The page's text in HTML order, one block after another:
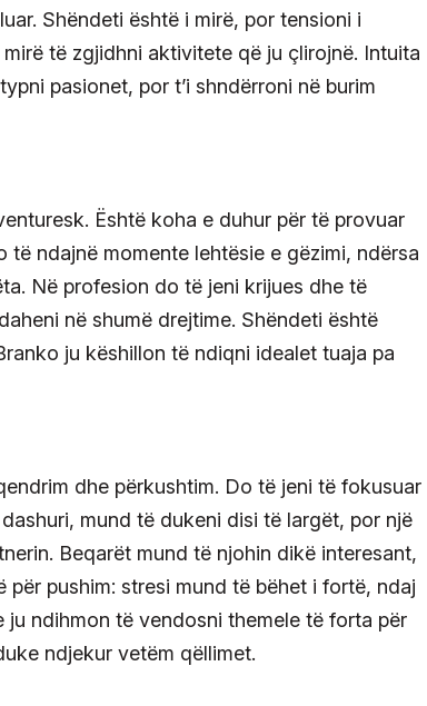
Shëndeti është i mirë, por tensioni i
të zgjidhni aktivitete që ju çlirojnë. Intuita
pasionet, por t’i shndërroni në burim
Është koha e duhur për të provuar
ndajnë momente lehtësie e gëzimi, ndërsa
Në profesion do të jeni krijues dhe të
në shumë drejtime. Shëndeti është
ju këshillon të ndiqni idealet tuaja pa
dhe përkushtim. Do të jeni të fokusuar
mund të dukeni disi të largët, por një
Beqarët mund të njohin dikë interesant,
pushim: stresi mund të bëhet i fortë, ndaj
ndihmon të vendosni themele të forta për
ndjekur vetëm qëllimet.